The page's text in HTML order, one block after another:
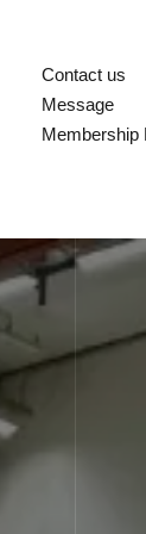
Contact us
Message
Membership